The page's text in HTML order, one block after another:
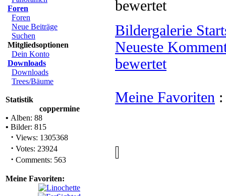
Foren
Foren
Neue Beiträge
Suchen
Mitgliedsoptionen
Dein Konto
Downloads
Downloads
Trees/Bäume
Statistik
coppermine
• Alben: 88
• Bilder: 815
· Views: 1305368
· Votes: 23924
· Comments: 563
Meine Favoriten:
Bildergalerie
Neueste
bewertet
Meine Favoriten: